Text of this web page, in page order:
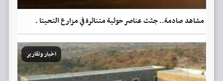
مشاهد صادمة.. جثث عناصر حوثية متناثرة في مزارع التحيتا .
اخبار وتقارير